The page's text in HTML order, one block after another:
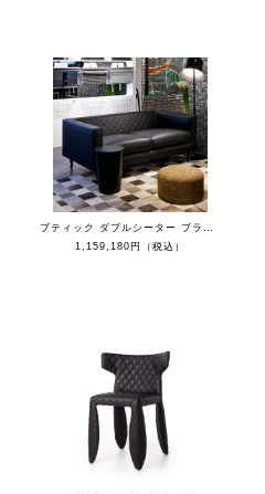
ブティック ダブルシーター ブラックレザー Toes BLK
1,159,180円（税込）